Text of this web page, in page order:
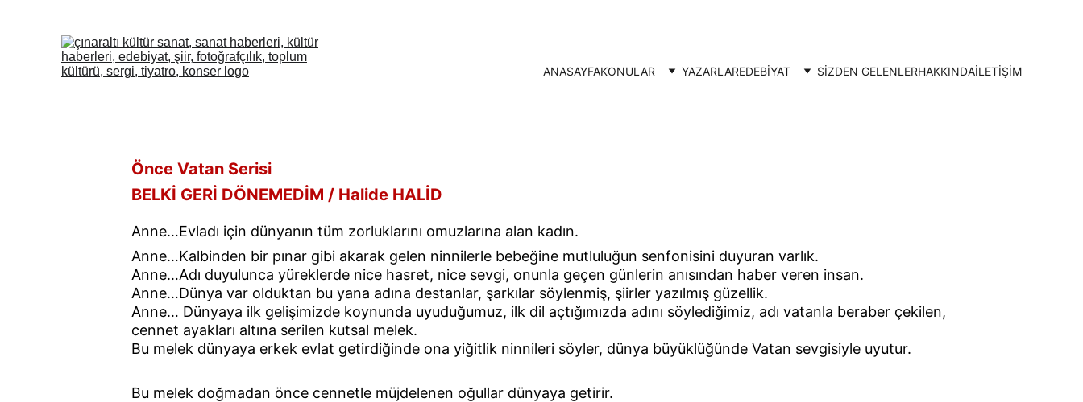
ANASAYFAKONULAR YAZARLAREDEBİYAT SİZDEN GELENLERHAKKINDAİLETIŞIM
Önce Vatan Serisi
BELKİ GERİ DÖNEMEDİM / Halide HALİD
Anne…Evladı için dünyanın tüm zorluklarını omuzlarına alan kadın.
Anne…Kalbinden bir pınar gibi akarak gelen ninnilerle bebeğine mutluluğun senfonisini duyuran varlık.
Anne…Adı duyulunca yüreklerde nice hasret, nice sevgi, onunla geçen günlerin anısından haber veren insan.
Anne…Dünya var olduktan bu yana adına destanlar, şarkılar söylenmiş, şiirler yazılmış güzellik.
Anne… Dünyaya ilk gelişimizde koynunda uyuduğumuz, ilk dil açtığımızda adını söylediğimiz, adı vatanla beraber çekilen,
cennet ayakları altına serilen kutsal melek.
Bu melek dünyaya erkek evlat getirdiğinde ona yiğitlik ninnileri söyler, dünya büyüklüğünde Vatan sevgisiyle uyutur.
Bu melek doğmadan önce cennetle müjdelenen oğullar dünyaya getirir.